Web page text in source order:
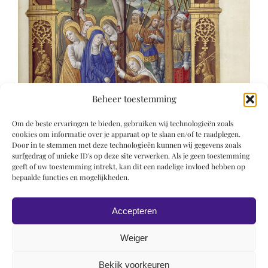
Beheer toestemming
Om de beste ervaringen te bieden, gebruiken wij technologieën zoals
cookies om informatie over je apparaat op te slaan en/of te raadplegen.
Door in te stemmen met deze technologieën kunnen wij gegevens zoals
surfgedrag of unieke ID's op deze site verwerken. Als je geen toestemming
geeft of uw toestemming intrekt, kan dit een nadelige invloed hebben op
bepaalde functies en mogelijkheden.
Accepteren
Weiger
Bekijk voorkeuren